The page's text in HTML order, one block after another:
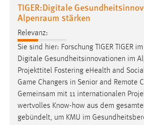
TIGER:Digitale
Alpenraum stärken
Relevanz:
Sie sind hier: Forschung TIGER TIGER
Digitale Gesundheitsinnovationen im
Projekttitel Fostering eHealth and
Game Changers in Senior and Remote
Gemeinsam mit 11 internationalen
wertvolles Know-how aus dem
gebündelt, um KMU im
Statistik Cookies erfassen
Diese Informationen helfen uns zu
unsere Besucher unsere Website
Matomo
Name:
_pk_ref, _pk_cvar, _pk_id, _pk_ses